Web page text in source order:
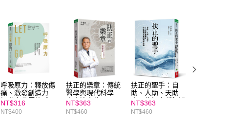
「AFTEE先享後付」，若未經同意申辦者引起之損失，本公司不負相關責
任。
４．使用「AFTEE先享後付」時，將依據個別帳號之用戶狀況，依本公司
即時審查核予不同之上限額度；若仍有額度不足之情形，本公司將視審查
結果請求用戶進行身份認證。
５．嚴禁一人註冊多個帳號或使用他人資訊註冊。若發現惡意使用之情
形，恩沛科技股份有限公司將有權停止該用戶之使用額度並採取法律行
動。
呼吸原力：釋放傷
痛、激發創造力、
提升自我價值感，
最原始也最強大的
力量
NT$316
NT$400
扶正的樂章：傳統
醫學與現代科學的
自癒協奏曲
NT$363
NT$460
扶正的聖手：自
助、人助、天助，
十八位妙音種籽述
說醫病交會的療癒
故事
NT$363
NT$460